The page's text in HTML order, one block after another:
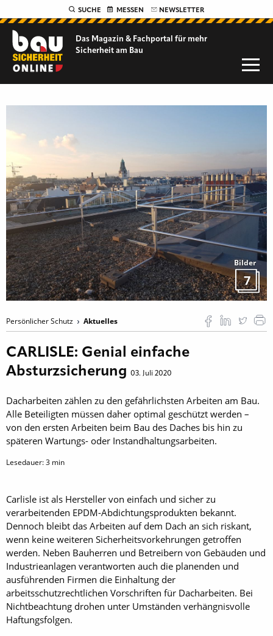
SUCHE MESSEN NEWSLETTER
Das Magazin & Fachportal für mehr
Sicherheit am Bau
Bilder
7
Persönlicher Schutz Aktuelles
CARLISLE: Genial einfache
Absturzsicherung 03. Juli 2020
Dacharbeiten zählen zu den gefährlichsten Arbeiten am Bau.
Alle Beteiligten müssen daher optimal geschützt werden –
von den ersten Arbeiten beim Bau des Daches bis hin zu
späteren Wartungs- oder Instandhaltungsarbeiten.
Lesedauer:3 min
Carlisle ist als Hersteller von einfach und sicher zu
verarbeitenden EPDM-Abdichtungsprodukten bekannt.
Dennoch bleibt das Arbeiten auf dem Dach an sich riskant,
wenn keine weiteren Sicherheitsvorkehrungen getroffen
werden. Neben Bauherren und Betreibern von Gebäuden und
Industrieanlagen verantworten auch die planenden und
ausführenden Firmen die Einhaltung der
arbeitsschutzrechtlichen Vorschriften für Dacharbeiten. Bei
Nichtbeachtung drohen unter Umständen verhängnisvolle
Haftungsfolgen.